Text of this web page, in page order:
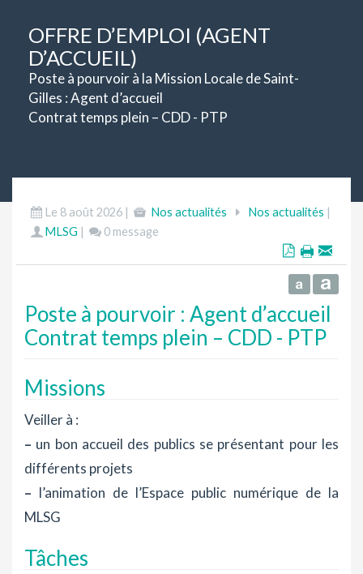
OFFRE D’EMPLOI (AGENT
D’ACCUEIL)
Poste à pourvoir à la Mission Locale de Saint-
Gilles : Agent d’accueil
Contrat temps plein – CDD - PTP
Le 8 août 2026 | Nos actualités Nos actualités |
MLSG | 0 message
Poste à pourvoir : Agent d’accueil
Contrat temps plein – CDD - PTP
Missions
Veiller à :
– un bon accueil des publics se présentant pour les
différents projets
– l’animation de l’Espace public numérique de la
MLSG
Tâches